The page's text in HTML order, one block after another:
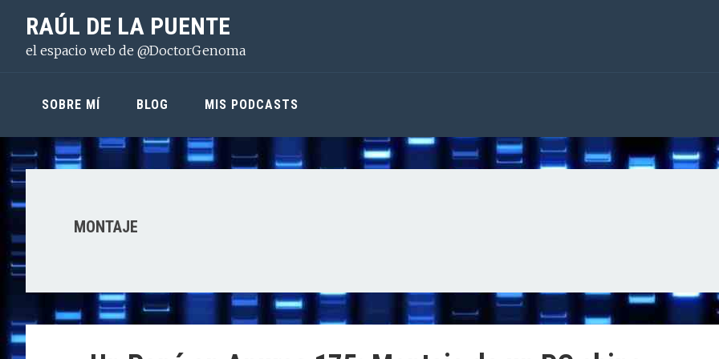
principal
contenido
lateral
RAÚL DE LA PUENTE
el espacio web de @DoctorGenoma
SOBRE MÍ BLOG MIS PODCASTS
MONTAJE